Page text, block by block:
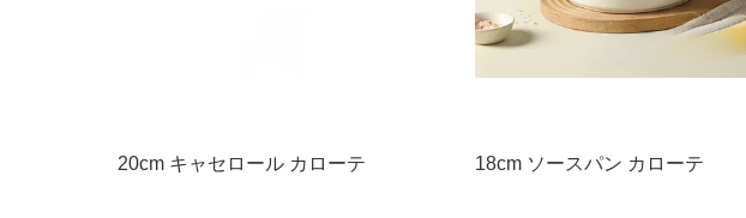
20cm キャセロール カローテ 18cm ソースパン カローテ